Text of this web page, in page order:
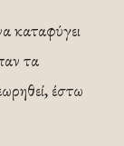
καταφύγει
τα
έστω